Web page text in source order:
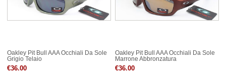
Oakley Pit Bull AAA Occhiali Da Sole
Grigio Telaio
€36.00
Oakley Pit Bull AAA Occhiali Da Sole
Marrone Abbronzatura
€36.00